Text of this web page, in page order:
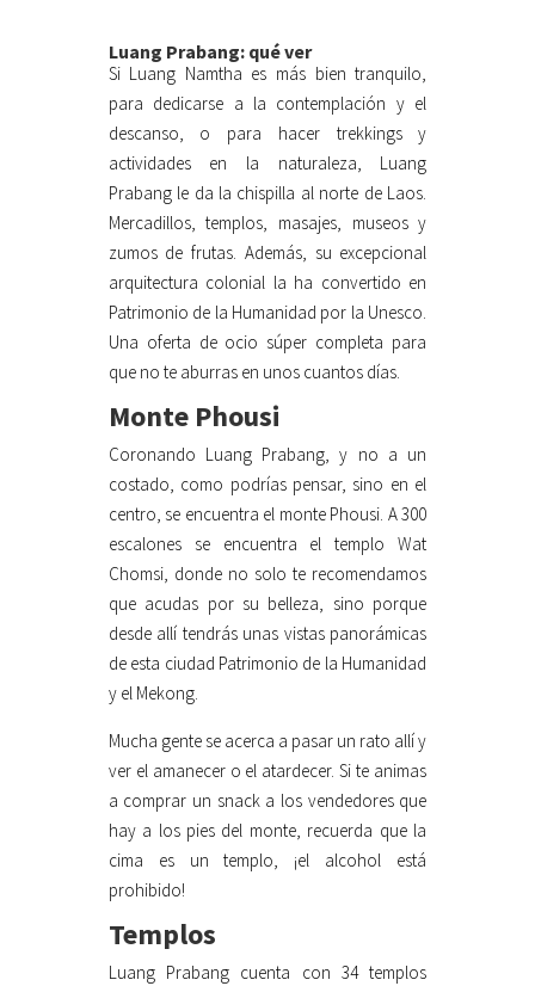
Luang Prabang: qué ver
Si Luang Namtha es más bien tranquilo,
para dedicarse a la contemplación y el
descanso, o para hacer trekkings y
actividades en la naturaleza, Luang
Prabang le da la chispilla al norte de Laos.
Mercadillos, templos, masajes, museos y
zumos de frutas. Además, su excepcional
arquitectura colonial la ha convertido en
Patrimonio de la Humanidad por la Unesco.
Una oferta de ocio súper completa para
que no te aburras en unos cuantos días.
Monte Phousi
Coronando Luang Prabang, y no a un
costado, como podrías pensar, sino en el
centro, se encuentra el monte Phousi. A 300
escalones se encuentra el templo Wat
Chomsi, donde no solo te recomendamos
que acudas por su belleza, sino porque
desde allí tendrás unas vistas panorámicas
de esta ciudad Patrimonio de la Humanidad
y el Mekong.
Mucha gente se acerca a pasar un rato allí y
ver el amanecer o el atardecer. Si te animas
a comprar un snack a los vendedores que
hay a los pies del monte, recuerda que la
cima es un templo, ¡el alcohol está
prohibido!
Templos
Luang Prabang cuenta con 34 templos